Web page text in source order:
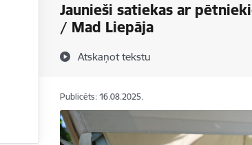
Jaunieši satiekas ar
/ Mad Liepāja
Atskaņot tekstu
Publicēts: 16.08.2025.